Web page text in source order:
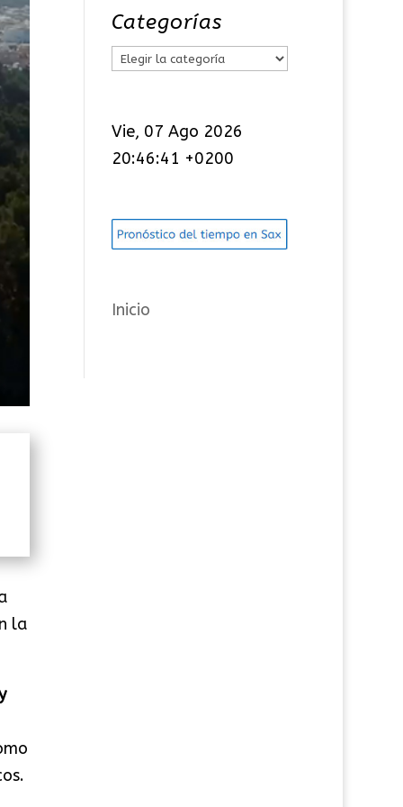
la
Categorías
C
e
g
r
í
s
Vie, 07 Ago 2026
20:46:41 +0200
Inicio